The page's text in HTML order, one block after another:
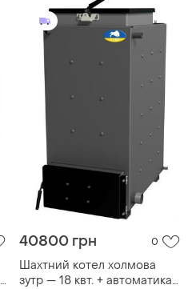
40800 грн 0
Шахтний котел холмова
зутр — 18 квт. + автоматика